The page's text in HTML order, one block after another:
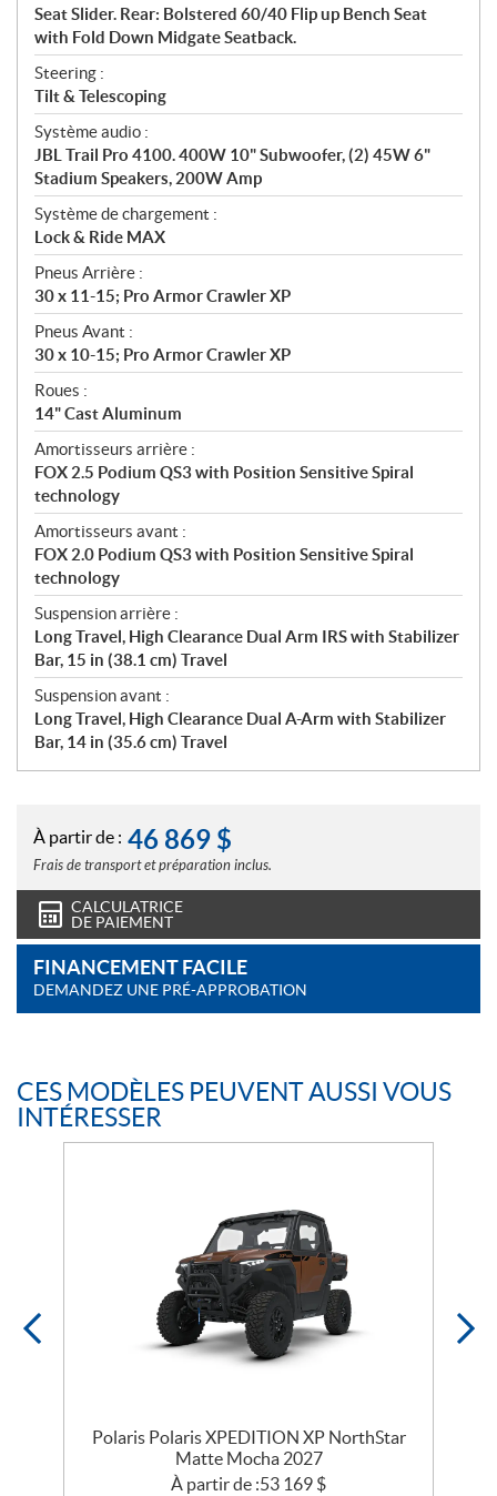
Seat Slider. Rear: Bolstered 60/40 Flip up Bench Seat
with Fold Down Midgate Seatback.
Steering :
Tilt & Telescoping
Système audio :
JBL Trail Pro 4100. 400W 10" Subwoofer, (2) 45W 6"
Stadium Speakers, 200W Amp
Système de chargement :
Lock & Ride MAX
Pneus Arrière :
30 x 11-15; Pro Armor Crawler XP
Pneus Avant :
30 x 10-15; Pro Armor Crawler XP
Roues :
14" Cast Aluminum
Amortisseurs arrière :
FOX 2.5 Podium QS3 with Position Sensitive Spiral
technology
Amortisseurs avant :
FOX 2.0 Podium QS3 with Position Sensitive Spiral
technology
Suspension arrière :
Long Travel, High Clearance Dual Arm IRS with Stabilizer
Bar, 15 in (38.1 cm) Travel
Suspension avant :
Long Travel, High Clearance Dual A-Arm with Stabilizer
Bar, 14 in (35.6 cm) Travel
À partir de : 46 869 $
Frais de transport et préparation inclus.
CALCULATRICE
DE PAIEMENT
FINANCEMENT FACILE
DEMANDEZ UNE PRÉ-APPROBATION
CES MODÈLES PEUVENT AUSSI VOUS
INTÉRESSER
Polaris Polaris XPEDITION XP NorthStar
Matte Mocha 2027
À partir de :53 169 $